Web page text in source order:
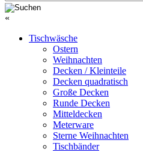
«
Tischwäsche
Ostern
Weihnachten
Decken / Kleinteile
Decken quadratisch
Große Decken
Runde Decken
Mitteldecken
Meterware
Sterne Weihnachten
Tischbänder